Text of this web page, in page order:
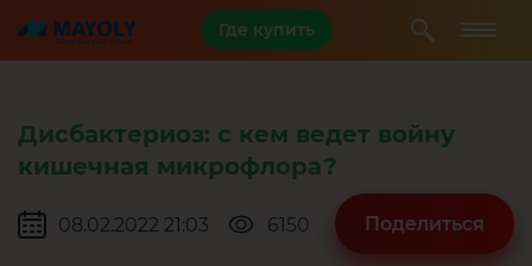
Дисбактериоз: с кем ведет войну
кишечная микрофлора?
08.02.2022 21:03 6150 Поделиться
Где купить